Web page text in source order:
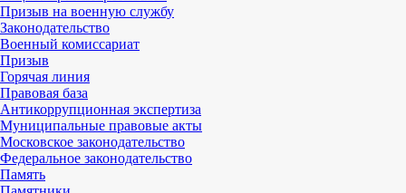
Призыв на военную службу
Законодательство
Военный комиссариат
Призыв
Горячая линия
Правовая база
Антикоррупционная экспертиза
Муниципальные правовые акты
Московское законодательство
Федеральное законодательство
Память